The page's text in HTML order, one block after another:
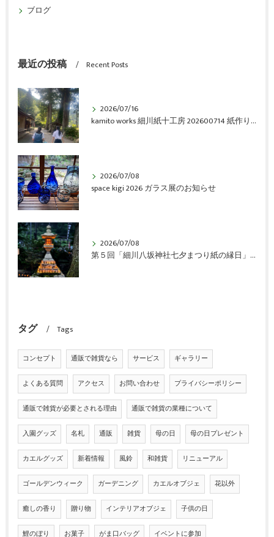
ブログ
最近の投稿 Recent Posts
2026/07/16
kamito works 細川紙十工房 202600714 紙作り体験会 vol.6 アルバム
2026/07/08
space kigi 2026 ガラス展のお知らせ
2026/07/08
第５回「細川八坂神社七夕まつり紙の縁日」開催のご報告
タグ Tags
コンセプト 通販で雑貨なら サービス ギャラリー
よくある質問 アクセス お問い合わせ プライバシーポリシー
通販で雑貨が必要とされる理由 通販で雑貨の業種について
入園グッズ 名札 通販 雑貨 母の日 母の日プレゼント
カエルグッズ 新着情報 風鈴 和雑貨 リニューアル
ゴールデンウィーク ガーデニング カエルオブジェ 花以外
癒しの香り 贈り物 インテリアオブジェ 子供の日
鯉のぼり お菓子 がま口バッグ イベントに参加